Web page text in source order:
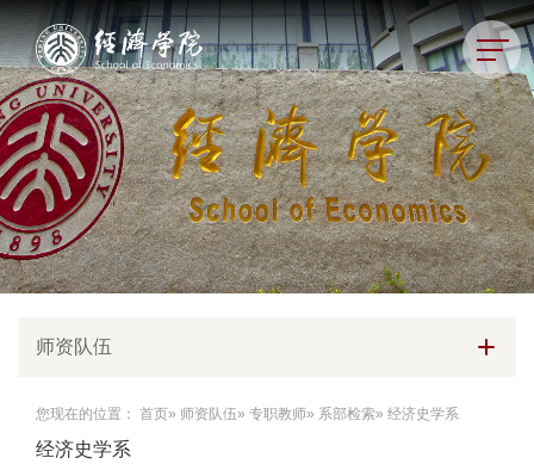
师资队伍
您现在的位置： 首页» 师资队伍» 专职教师» 系部检索» 经济史学系
经济史学系